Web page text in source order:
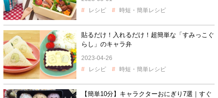
レシピ
時短・簡単レシピ
貼るだけ！入れるだけ！超簡単な「すみっこぐ
らし」のキャラ弁
2023-04-26
レシピ
時短・簡単レシピ
【簡単10分】キャラクターおにぎり7選｜すぐ